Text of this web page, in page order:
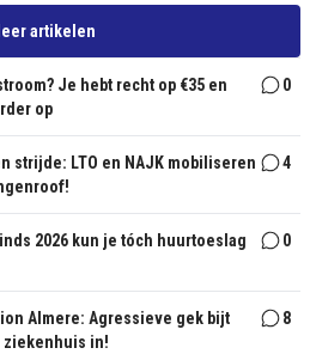
artikelen
Je hebt recht op €35 en
op
0
strijde: LTO en NAJK mobiliseren
4
2026 kun je tóch huurtoeslag
0
Almere: Agressieve gek bijt
ziekenhuis in!
8